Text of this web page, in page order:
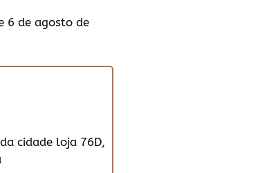
6 de agosto de
cidade loja 76D,